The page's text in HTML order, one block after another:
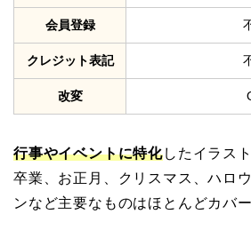
会員登録
クレジット表記
改変
行事やイベントに特化したイラス
卒業、お正月、クリスマス、ハロ
ンなど主要なものはほとんどカバ